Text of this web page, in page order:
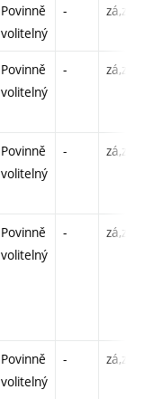
Povinně
volitelný
- zá,zk
Povinně
volitelný
- zá,zk
Povinně
volitelný
- zá,zk
Povinně
volitelný
- zá,zk
Povinně
volitelný
- zá,zk